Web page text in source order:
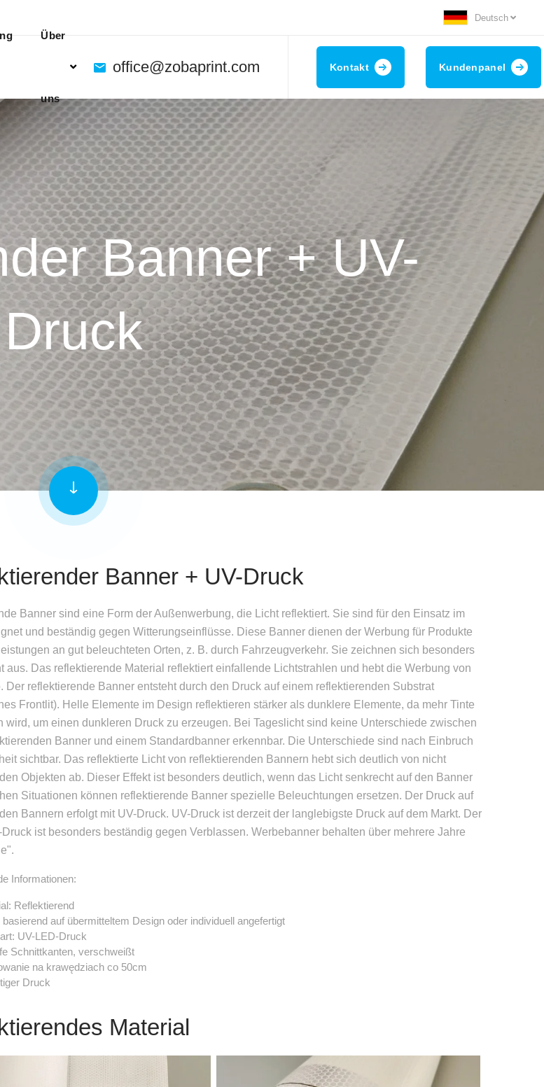
Deutsch
Über
uns
office@zobaprint.com Kontakt Kundenpanel
Banner + UV-
Druck
Banner + UV-Druck
Banner sind eine Form der Außenwerbung, die Licht reflektiert. Sie sind für den Einsatz im
und beständig gegen Witterungseinflüsse. Diese Banner dienen der Werbung für Produkte
an gut beleuchteten Orten, z. B. durch Fahrzeugverkehr. Sie zeichnen sich besonders
aus. Das reflektierende Material reflektiert einfallende Lichtstrahlen und hebt die Werbung von
Der reflektierende Banner entsteht durch den Druck auf einem reflektierenden Substrat
Frontlit). Helle Elemente im Design reflektieren stärker als dunklere Elemente, da mehr Tinte
wird, um einen dunkleren Druck zu erzeugen. Bei Tageslicht sind keine Unterschiede zwischen
Banner und einem Standardbanner erkennbar. Die Unterschiede sind nach Einbruch
sichtbar. Das reflektierte Licht von reflektierenden Bannern hebt sich deutlich von nicht
Objekten ab. Dieser Effekt ist besonders deutlich, wenn das Licht senkrecht auf den Banner
Situationen können reflektierende Banner spezielle Beleuchtungen ersetzen. Der Druck auf
Bannern erfolgt mit UV-Druck. UV-Druck ist derzeit der langlebigste Druck auf dem Markt. Der
ist besonders beständig gegen Verblassen. Werbebanner behalten über mehrere Jahre
Informationen:
Reflektierend
auf übermitteltem Design oder individuell angefertigt
UV-LED-Druck
Schnittkanten, verschweißt
na krawędziach co 50cm
Druck
Material